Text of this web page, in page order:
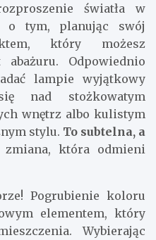
światła w
o tym, planując swój
który możesz
abażuru. Odpowiednio
lampie wyjątkowy
nad stożkowatym
wnętrz albo kulistym
stylu. To subtelna, a
zmiana, która odmieni
Pogrubienie koloru
elementem, który
Wybierając